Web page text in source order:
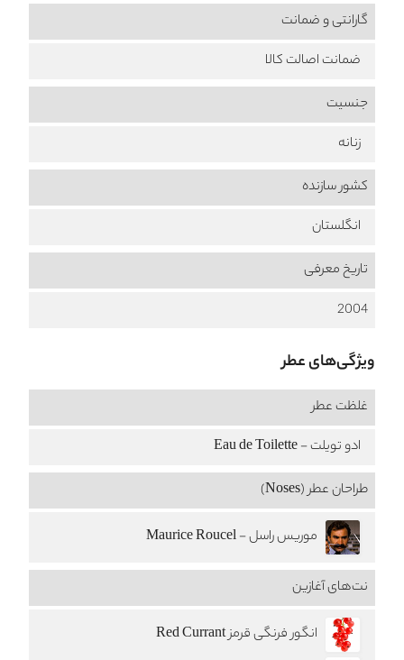
گارانتی و ضمانت
ضمانت اصالت کالا
جنسیت
زنانه
کشور سازنده
انگلستان
تاریخ معرفی
2004
ویژگی‌های عطر
غلظت عطر
ادو تویلت - Eau de Toilette
طراحان عطر (Noses)
موریس راسل - Maurice Roucel
نت‌های آغازین
انگور فرنگی قرمز Red Currant